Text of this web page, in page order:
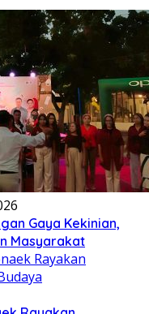
Gaya Kekinian,
Masyarakat